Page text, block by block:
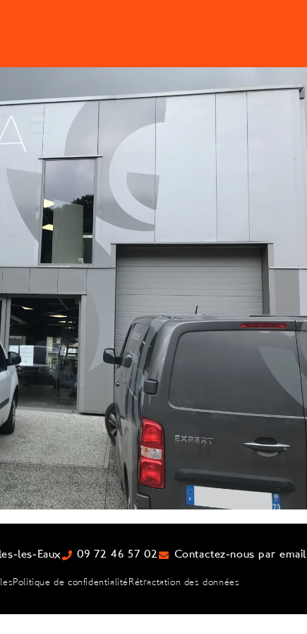
les-Eaux 09 72 46 57 02 Contactez-nous par email
Politique de confidentialitéRétractation des données